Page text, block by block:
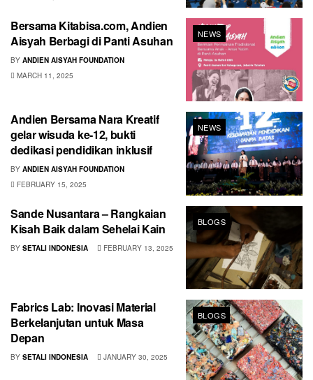
NEWS
Bersama Kitabisa.com, Andien
Aisyah Berbagi di Panti Asuhan
BY ANDIEN AISYAH FOUNDATION
MARCH 11, 2025
NEWS
Andien Bersama Nara Kreatif
gelar wisuda ke-12, bukti
dedikasi pendidikan inklusif
BY ANDIEN AISYAH FOUNDATION
FEBRUARY 15, 2025
BLOGS
Sande Nusantara – Rangkaian
Kisah Baik dalam Sehelai Kain
BY SETALI INDONESIA FEBRUARY 13, 2025
BLOGS
Fabrics Lab: Inovasi Material
Berkelanjutan untuk Masa
Depan
BY SETALI INDONESIA JANUARY 30, 2025